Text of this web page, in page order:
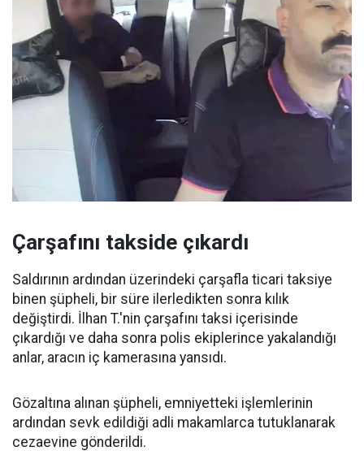
Çarşafını takside çıkardı
Saldırının ardından üzerindeki çarşafla ticari taksiye
binen şüpheli, bir süre ilerledikten sonra kılık
değiştirdi. İlhan T.'nin çarşafını taksi içerisinde
çıkardığı ve daha sonra polis ekiplerince yakalandığı
anlar, aracın iç kamerasına yansıdı.
Gözaltına alınan şüpheli, emniyetteki işlemlerinin
ardından sevk edildiği adli makamlarca tutuklanarak
cezaevine gönderildi.